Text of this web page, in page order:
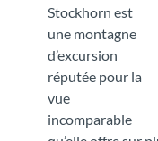
Stockhorn est
une montagne
d’excursion
réputée pour la
vue
incomparable